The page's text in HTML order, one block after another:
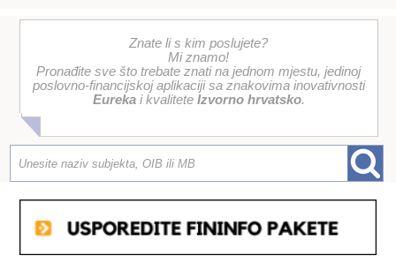
Znate li s kim poslujete?
Mi znamo!
Pronađite sve što trebate znati na jednom mjestu, jedinoj
poslovno-financijskoj aplikaciji sa znakovima inovativnosti
Eurekai kvalitete Izvorno hrvatsko.